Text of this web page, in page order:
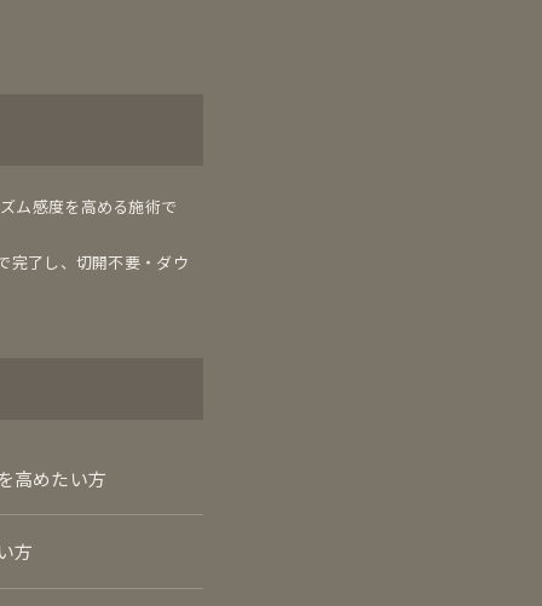
ム感度を高める施術で
完了し、切開不要・ダウ
高めたい方
方